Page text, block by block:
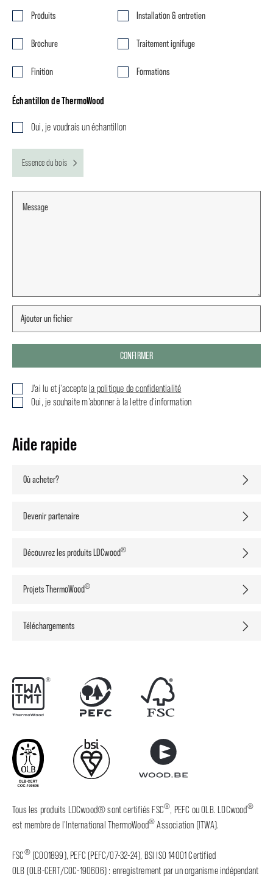
Produits Installation & entretien
Brochure Traitement ignifuge
Finition Formations
Échantillon de ThermoWood
Oui, je voudrais un échantillon
Essence du bois
CONFIRMER
J'ai lu et j'accepte la politique de confidentialité
Oui, je souhaite m'abonner à la lettre d'information
Aide rapide
Où acheter?
Devenir partenaire
Découvrez les produits LDCwood®
Projets ThermoWood®
Téléchargements
Tous les produits LDCwood® sont certifiés FSC®, PEFC ou OLB. LDCwood®
est membre de l’International ThermoWood® Association (ITWA).
FSC®(C001899), PEFC (PEFC/07-32-24), BSI ISO 14001 Certified
OLB (OLB-CERT/COC-190606) : enregistrement par un organisme indépendant